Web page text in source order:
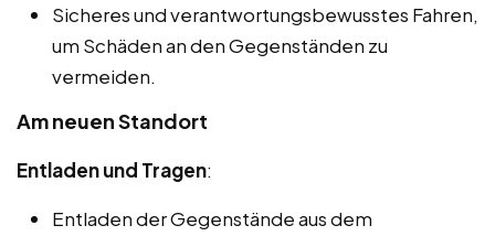
Sicheres und verantwortungsbewusstes Fahren,
um Schäden an den Gegenständen zu
vermeiden.
Am neuen Standort
Entladen und Tragen:
Entladen der Gegenstände aus dem